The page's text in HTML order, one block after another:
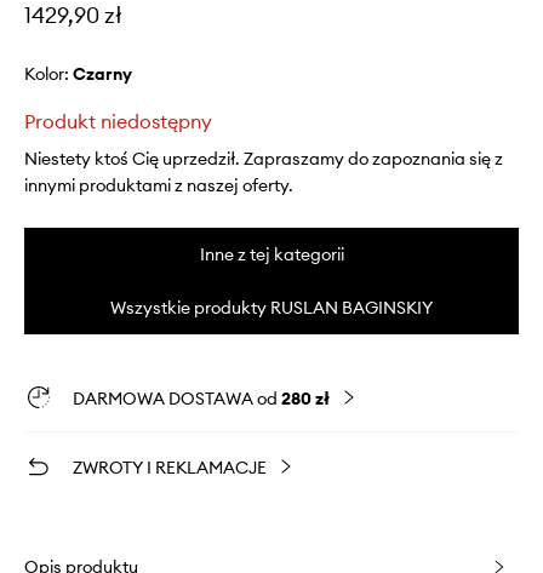
1429,90 zł
Kolor: czarny
Produkt niedostępny
Niestety ktoś Cię uprzedził. Zapraszamy do zapoznania się z
innymi produktami z naszej oferty.
Inne z tej kategorii
Wszystkie produkty RUSLAN BAGINSKIY
DARMOWA DOSTAWA od 280 zł
ZWROTY I REKLAMACJE
Opis produktu